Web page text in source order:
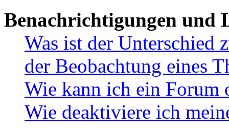
Benachrichtigungen und
Was ist der Unterschied
der Beobachtung eines
Wie kann ich ein Forum
Wie deaktiviere ich